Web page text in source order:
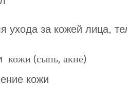
ухода за кожей лица,
кожи (сыпь, акне)
кожи